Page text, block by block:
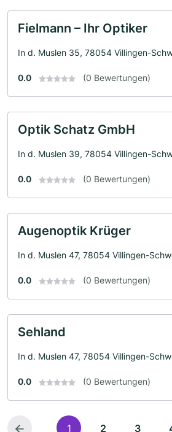
Fielmann – Ihr Optiker
In d. Muslen 35, 78054 Villingen-
0.0 (0 Bewertungen)
Optik Schatz GmbH
In d. Muslen 39, 78054 Villingen-
0.0 (0 Bewertungen)
Augenoptik Krüger
In d. Muslen 47, 78054 Villingen-
0.0 (0 Bewertungen)
Sehland
In d. Muslen 47, 78054 Villingen-
0.0 (0 Bewertungen)
1 2 3